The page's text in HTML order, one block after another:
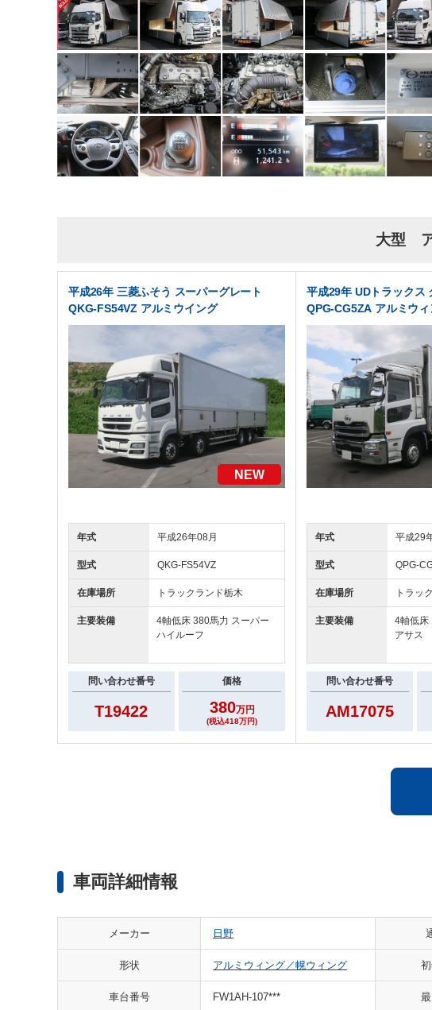
大型 ア
平成26年 三菱ふそう スーパーグレート
QKG-FS54VZ アルミウイング
NEW
年式 平成26年08月
型式 QKG-FS54VZ
在庫場所 トラックランド栃木
主要装備
4軸低床 380馬力 スーパー
ハイルーフ
問い合わせ番号
T19422
価格
380万円
(税込418万円)
平成29年 UDトラックス
QPG-CG5ZA アルミウィ
年式 平成29
型式 QPG-
在庫場所 トラッ
主要装備
4軸低床
アサス
問い合わせ番号
AM17075
車両詳細情報
メーカー 日野
形状 アルミウィング／幌ウィング
車台番号 FW1AH-107***